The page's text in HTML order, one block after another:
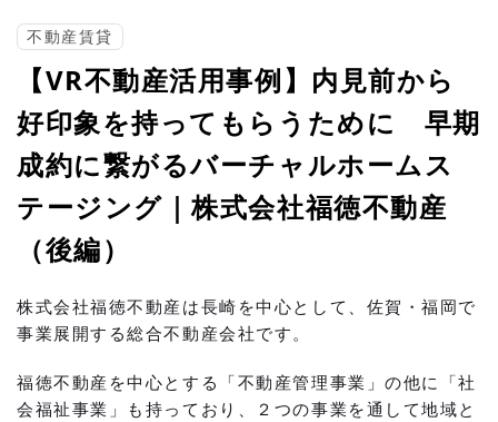
不動産賃貸
【VR不動産活用事例】内見前から
好印象を持ってもらうために 早期
成約に繋がるバーチャルホームス
テージング｜株式会社福徳不動産
（後編）
株式会社福徳不動産は長崎を中心として、佐賀・福岡で
事業展開する総合不動産会社です。
福徳不動産を中心とする「不動産管理事業」の他に「社
会福祉事業」も持っており、２つの事業を通して地域と